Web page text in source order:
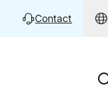
Contact